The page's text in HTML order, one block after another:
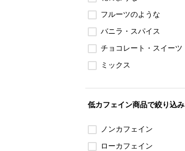
フルーツのような
バニラ・スパイス
チョコレート・スイーツ
ミックス
低カフェイン商品で絞り込み
ノンカフェイン
ローカフェイン